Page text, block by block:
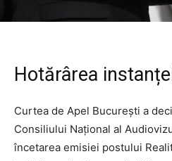
Hotărârea
Curtea de Apel București a
Consiliului Național al
încetarea emisiei postului